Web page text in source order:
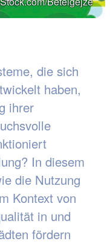
die sich
haben,
ihrer
In diesem
die Nutzung
Kontext von
in und
fördern